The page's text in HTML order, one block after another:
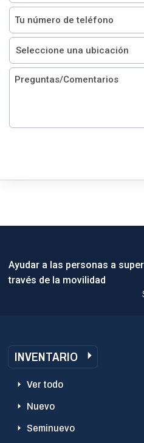
Ayudar a las personas a
través de la movilidad
INVENTARIO
Ver todo
Nuevo
Seminuevo